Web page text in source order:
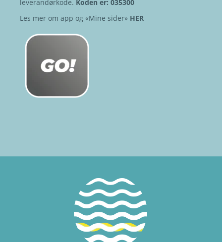
leverandørkode. Koden er: 035300
Les mer om app og «Mine sider» HER